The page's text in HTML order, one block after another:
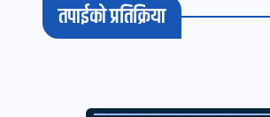
तपाईको प्रतिक्रिया